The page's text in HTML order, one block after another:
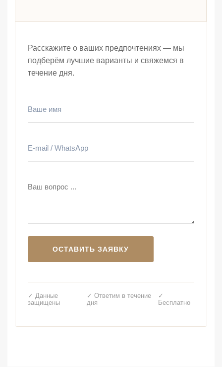
Расскажите о ваших предпочтениях — мы
подберём лучшие варианты и свяжемся в
течение дня.
✓ Данные
защищены
✓ Ответим в течение
дня
✓
Бесплатно